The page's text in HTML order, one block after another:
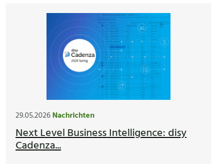
29.05.2026Nachrichten
Next Level Business Intelligence: disy
Cadenza...